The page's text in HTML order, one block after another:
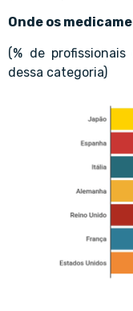
Onde os
(% de
dessa categoria)